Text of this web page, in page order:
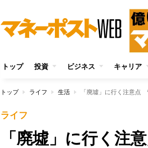
トップ 投資 ビジネス キャリア
トップ ライフ 生活 「廃墟」に行く注意点
ライフ
「廃墟」に行く注